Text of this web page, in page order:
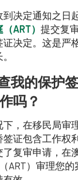
决定通知之日
ART） 提交复
证决定。这是严
我的保护
吗？
，在移民局审
证包含工作权
复审申请，在
ART）审理您